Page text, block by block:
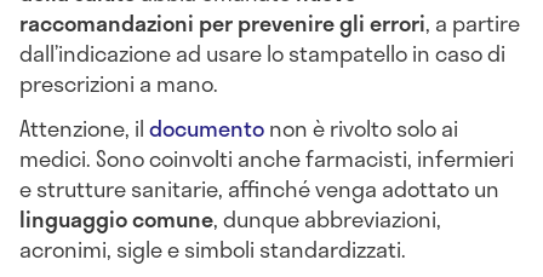
raccomandazioni per prevenire gli errori, a partire
dall’indicazione ad usare lo stampatello in caso di
prescrizioni a mano.
Attenzione, ildocumentonon è rivolto solo ai
medici. Sono coinvolti anche farmacisti, infermieri
e strutture sanitarie, affinché venga adottato un
linguaggio comune, dunque abbreviazioni,
acronimi, sigle e simboli standardizzati.